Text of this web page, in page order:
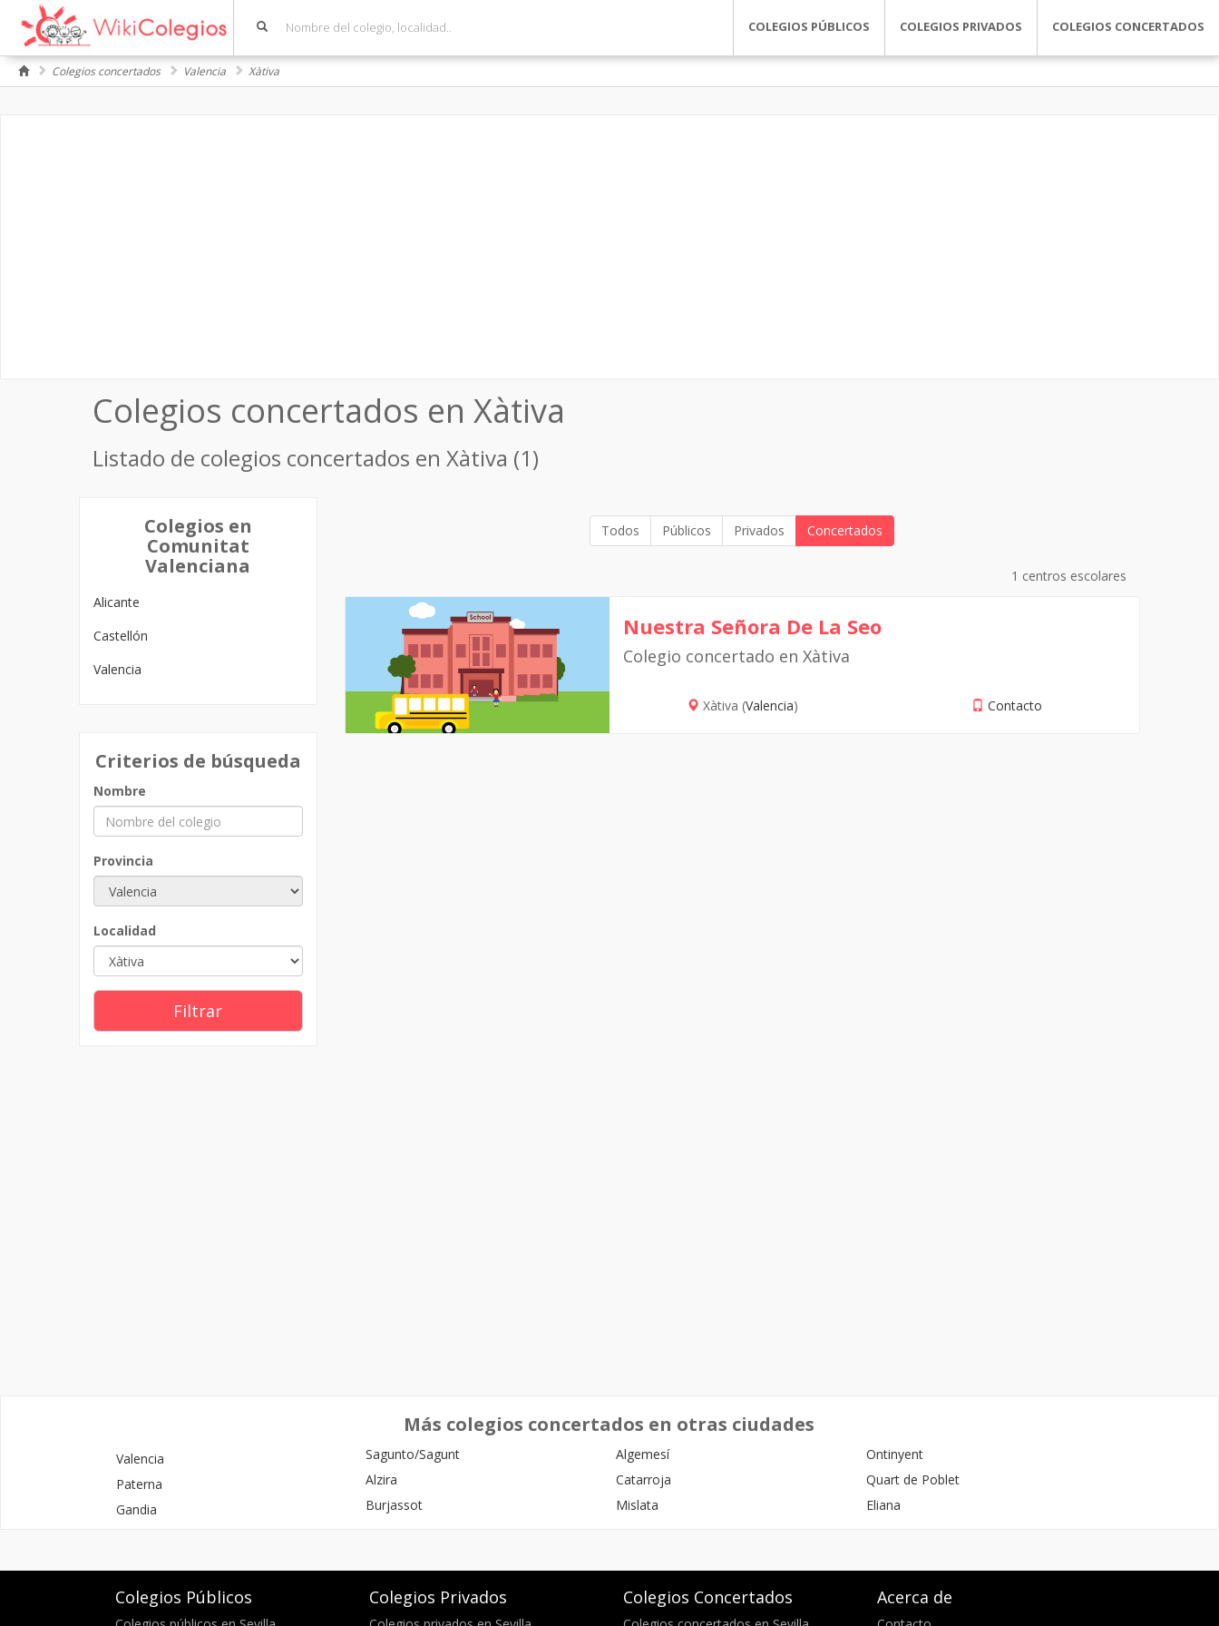
COLEGIOS PÚBLICOS COLEGIOS PRIVADOS COLEGIOS CONCERTADOS
Colegios concertados Valencia Xàtiva
Colegios concertados en Xàtiva
Listado de colegios concertados en Xàtiva (1)
Colegios en
Comunitat
Valenciana
Alicante
Castellón
Valencia
Criterios de búsqueda
Nombre
Provincia
Localidad
Filtrar
Todos Públicos Privados Concertados
1 centros escolares
Nuestra Señora De La Seo
Colegio concertado en Xàtiva
Xàtiva (Valencia) Contacto
Más colegios concertados en otras ciudades
Valencia
Paterna
Gandia
Sagunto/Sagunt
Alzira
Burjassot
Algemesí
Catarroja
Mislata
Ontinyent
Quart de Poblet
Eliana
Colegios Públicos Colegios Privados Colegios Concertados Acerca de